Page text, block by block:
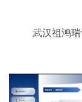
武汉祖鸿